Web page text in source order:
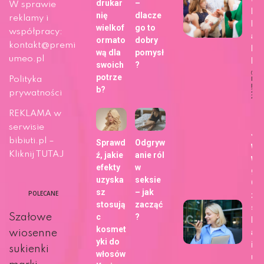
W sprawie
reklamy i
współpracy:
kontakt@premi
umeo.pl
Polityka
prywatności
REKLAMA w
serwisie
bibiuti.pl –
Kliknij TUTAJ
POLECANE
Szałowe
wiosenne
sukienki
drukar
nię
wielkof
ormato
wą dla
swoich
potrze
b?
–
dlacze
go to
dobry
pomysł
?
Sprawd
ź, jakie
efekty
uzyska
sz
stosują
c
kosmet
yki do
włosów
Odgryw
anie ról
w
seksie
– jak
zacząć
?
29
u?